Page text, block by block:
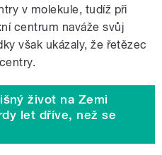
v molekule, tudíž při
centrum naváže svůj
však ukázaly, že řetězec
život na Zemi
let dříve, než se